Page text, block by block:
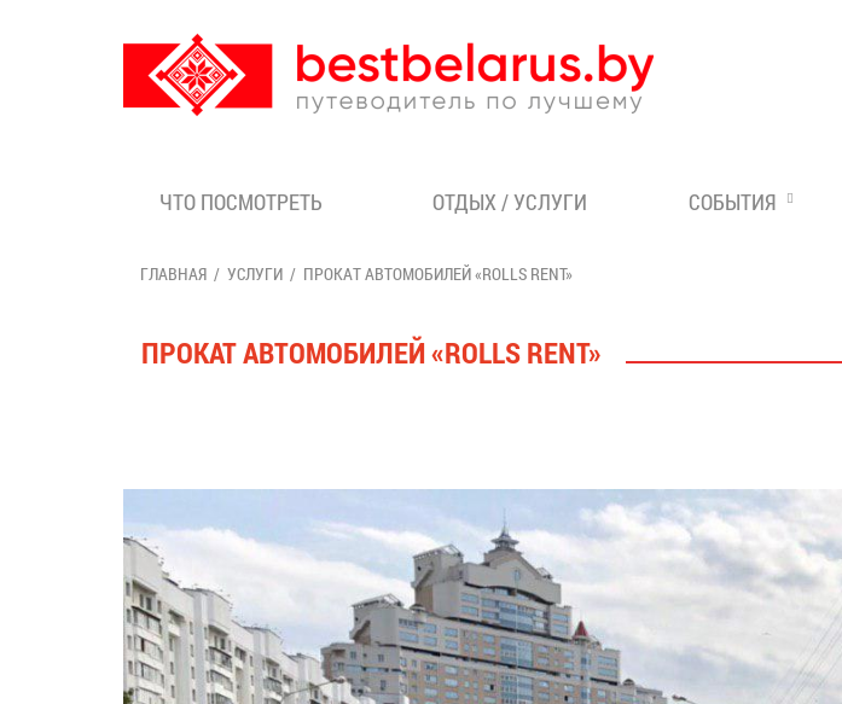
ЧТО ПОСМОТРЕТЬ ОТДЫХ / УСЛУГИ СОБЫТИЯ
ГЛАВНАЯ УСЛУГИ ПРОКАТ АВТОМОБИЛЕЙ «ROLLS RENT»
ПРОКАТ АВТОМОБИЛЕЙ «ROLLS RENT»